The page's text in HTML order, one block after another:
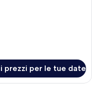
prezzi per le tue date